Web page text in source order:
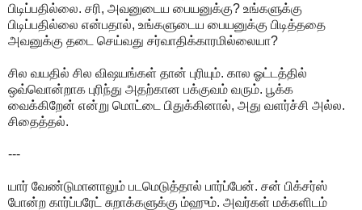
பிடிப்பதில்லை. சரி, அவனுடைய பையனுக்கு? உங்களுக்கு
பிடிப்பதில்லை என்பதால், உங்களுடைய பையனுக்கு பிடித்ததை
அவனுக்கு தடை செய்வது சர்வாதிக்காரமில்லையா?
சில வயதில் சில விஷயங்கள் தான் புரியும். கால ஓட்டத்தில்
ஒவ்வொன்றாக புரிந்து அதற்கான பக்குவம் வரும். பூக்க
வைக்கிறேன் என்று மொட்டை பிதுக்கினால், அது வளர்ச்சி அல்ல.
சிதைத்தல்.
---
யார் வேண்டுமானாலும் படமெடுத்தால் பார்ப்பேன். சன் பிக்சர்ஸ்
போன்ற கார்ப்பரேட் சுறாக்களுக்கு ம்ஹும். அவர்கள் மக்களிடம்